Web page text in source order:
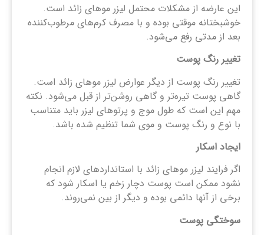
این عارضه از مشکلات محتمل لیزر موهای زائد است.
خوشبختانه موقتی بوده و با مصرف کرم‌های مرطوب‌کننده
بعد از مدتی رفع می‌شود.
تغییر رنگ پوست
تغییر رنگ پوست از دیگر عوارض لیزر موهای زائد است.
گاهی پوست تیره‌تر و گاهی روشن‌تر از قبل می‌شود. نکته
مهم این است که طول موج و پرتوهای لیزر باید متناسب
با نوع و رنگ پوست و موی شما تنظیم شده باشد.
ایجاد اسکار
اگر فرایند لیزر موهای زائد با استانداردهای لازم انجام
نشود ممکن است پوست دچار زخم یا اسکار شود که
برخی از آنها دائمی بوده و دیگر از بین نمی‌روند.
سوختگی پوست